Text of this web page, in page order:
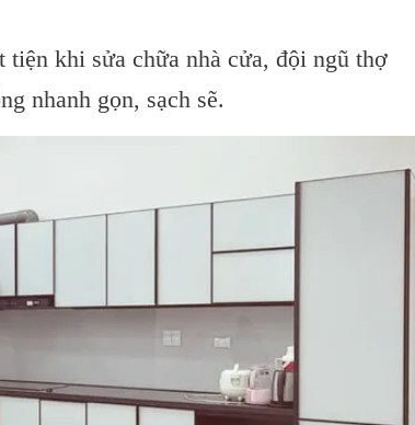
tiện khi sửa chữa nhà cửa, đội ngũ thợ
nhanh gọn, sạch sẽ.